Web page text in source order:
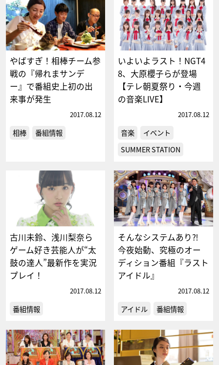
やばすぎ！相棒チーム参
戦の『帰れまサンデ
ー』で番組史上初の出
来事が発生
2017.08.12
相棒 番組情報
いよいよラスト！NGT4
8、大原櫻子らが登場
【テレ朝夏祭り・今週
の音楽LIVE】
2017.08.12
音楽
イベント
SUMMER STATION
古川未鈴、浅川梨奈ら
ゲーム好き芸能人が“太
鼓の達人”最新作を実況
プレイ！
2017.08.12
番組情報
そんなシステムあり⁈
今夜始動、究極のオー
ディション番組『ラスト
アイドル』
2017.08.12
アイドル 番組情報